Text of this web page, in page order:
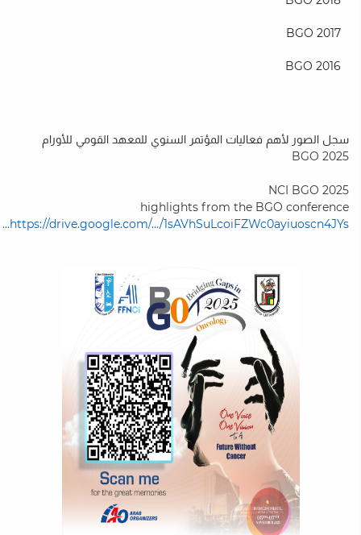
BGO 2017
BGO 2016
سجل الصور لأهم فعاليات المؤتمر السنوي للمعهد القومي للأورام
BGO 2025
NCI BGO 2025
highlights from the BGO conference
https://drive.google.com/.../1sAVhSuLcoiFZWc0ayiuoscn4JYs...